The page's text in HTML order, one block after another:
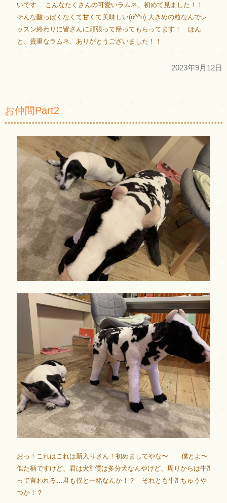
いです… こんなたくさんの可愛いラムネ、初めて見ました！！
そんな酸っぱくなくて甘くて美味しい(o^^o) 大きめの粒なんでレ
ッスン終わりに皆さんに頬張って帰ってもらってます！ ほん
と、貴重なラムネ、ありがとうございました！！
2023年9月12日
お仲間Part2
おっ！これはこれは新入りさん！初めましてやな〜 僕とよ〜
似た柄ですけど、君は犬⁈ 僕は多分犬なんやけど、周りからは牛⁈
って言われる…君も僕と一緒なんか！？ それとも牛⁈ ちゅうや
つか！？